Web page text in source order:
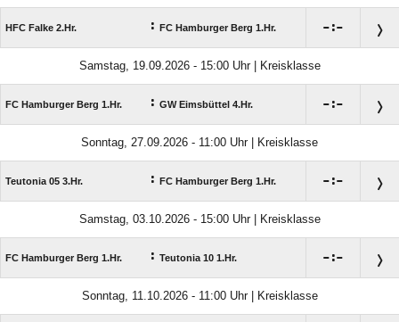
HFC Falke 2.Hr. : FC Hamburger Berg 1.Hr. :
Samstag, 19.09.2026 - 15:00 Uhr | Kreisklasse
FC Hamburger Berg 1.Hr. : GW Eimsbüttel 4.Hr. :
Sonntag, 27.09.2026 - 11:00 Uhr | Kreisklasse
Teutonia 05 3.Hr. : FC Hamburger Berg 1.Hr. :
Samstag, 03.10.2026 - 15:00 Uhr | Kreisklasse
FC Hamburger Berg 1.Hr. : Teutonia 10 1.Hr. :
Sonntag, 11.10.2026 - 11:00 Uhr | Kreisklasse